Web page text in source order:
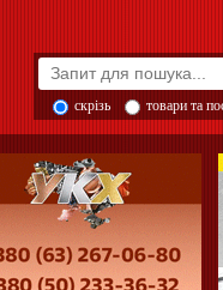
скрізь товари та